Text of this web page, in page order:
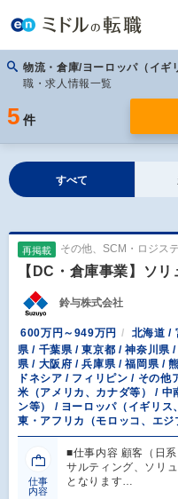
物流・倉庫/ヨーロッパ（イギ
職・求人情報一覧
5 件
すべて
再掲載 その他、SCM・ロジス
【DC・倉庫事業】ソ
鈴与株式会社
600万円～949万円
北海道 /
県 / 千葉県 / 東京都 / 神奈川県
県 / 大阪府 / 兵庫県 / 福岡県 /
ドネシア / フィリピン / その
米（アメリカ、カナダ等） / 中
ン等） / ヨーロッパ（イギリ
東・アフリカ（モロッコ、エジ
仕事
内容
■仕事内容 顧客（日
サルティング、ソリ
となります…